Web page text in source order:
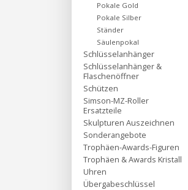
Pokale Gold
Pokale Silber
Ständer
Säulenpokal
Schlüsselanhänger
Schlüsselanhänger &
Flaschenöffner
Schützen
Simson-MZ-Roller
Ersatzteile
Skulpturen Auszeichnen
Sonderangebote
Trophäen-Awards-Figuren
Trophäen & Awards Kristall
Uhren
Übergabeschlüssel